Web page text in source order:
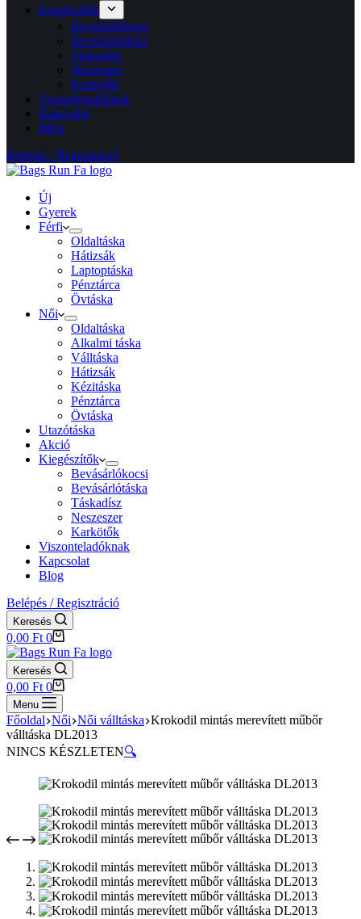
Kiegészítők
Bevásárlókocsi
Bevásárlótáska
Táskadísz
Neszeszer
Karkötők
Viszonteladóknak
Kapcsolat
Blog
Belépés / Regisztráció
Új
Gyerek
Férfi
Oldaltáska
Hátizsák
Laptoptáska
Pénztárca
Övtáska
Női
Oldaltáska
Alkalmi táska
Válltáska
Hátizsák
Kézitáska
Pénztárca
Övtáska
Utazótáska
Akció
Kiegészítők
Bevásárlókocsi
Bevásárlótáska
Táskadísz
Neszeszer
Karkötők
Viszonteladóknak
Kapcsolat
Blog
Belépés / Regisztráció
Keresés
Shopping
cart
0,00 Ft 0
Keresés
Shopping
cart
0,00 Ft 0
Menu
Főoldal Női Női válltáska Krokodil mintás merevített műbőr
válltáska DL2013
NINCS KÉSZLETEN🔍